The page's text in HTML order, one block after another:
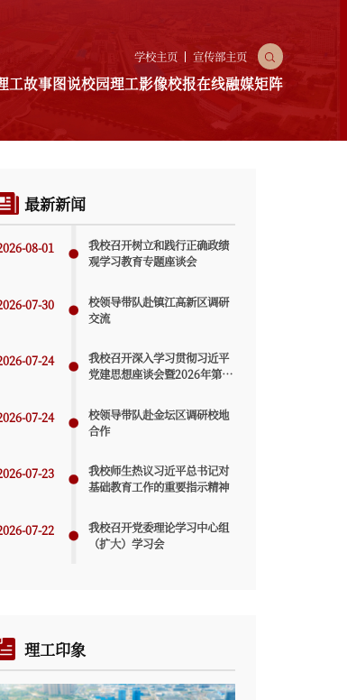
学校主页 宣传部主页
工故事图说校园理工影像校报在线融媒矩阵
X
最新新闻
08-01
我校召开树立和践行正确政绩
观学习教育专题座谈会
07-30
校领导带队赴镇江高新区调研
交流
07-24
我校召开深入学习贯彻习近平
党建思想座谈会暨2026年第五
07-24
校领导带队赴金坛区调研校地
合作
07-23
我校师生热议习近平总书记对
基础教育工作的重要指示精神
07-22
我校召开党委理论学习中心组
（扩大）学习会
理工印象